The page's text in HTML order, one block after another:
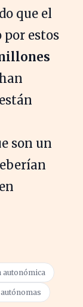
que el
por estos
son un